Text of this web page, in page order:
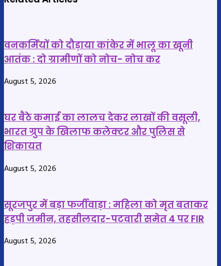
पर
कब
कार्रवाई?
वनोपज
सहकारी
समिति
के
बोले
दोषियों
को
नहीं
छोड़ेंगे
मुलाकात
पड़ी
भारीथाना
सस्पेंड
अवैध
कारोबार
की
जांच
के
दौरान
आई
संदिग्ध
भूमिका
वनकर्मियों को दौड़ाया कांकेर में भालू का खूनी
आतंक : दो ग्रामीणों को नोच- नोच कर
August 5, 2026
घर बैठे कमाई का लालच देकर लाखों की वसूली,
भारत ग्रुप के खिलाफ कलेक्टर और पुलिस से
शिकायत
August 5, 2026
सूरजपुर में बड़ा फर्जीवाड़ा : महिला को मृत बताकर
हड़पी जमीन, तहसीलदार-पटवारी समेत 4 पर FIR
August 5, 2026